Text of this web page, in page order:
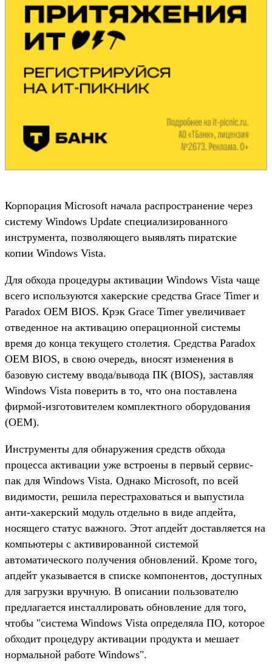
Корпорация Microsoft начала распространение через
систему Windows Update специализированного
инструмента, позволяющего выявлять пиратские
копии Windows Vista.
Для обхода процедуры активации Windows Vista чаще
всего используются хакерские средства Grace Timer и
Paradox OEM BIOS. Крэк Grace Timer увеличивает
отведенное на активацию операционной системы
время до конца текущего столетия. Средства Paradox
OEM BIOS, в свою очередь, вносят изменения в
базовую систему ввода/вывода ПК (BIOS), заставляя
Windows Vista поверить в то, что она поставлена
фирмой-изготовителем комплектного оборудования
(OEM).
Инструменты для обнаружения средств обхода
процесса активации уже встроены в первый сервис-
пак для Windows Vista. Однако Microsoft, по всей
видимости, решила перестраховаться и выпустила
анти-хакерский модуль отдельно в виде апдейта,
носящего статус важного. Этот апдейт доставляется на
компьютеры с активированной системой
автоматического получения обновлений. Кроме того,
апдейт указывается в списке компонентов, доступных
для загрузки вручную. В описании пользователю
предлагается инсталлировать обновление для того,
чтобы "система Windows Vista определяла ПО, которое
обходит процедуру активации продукта и мешает
нормальной работе Windows".